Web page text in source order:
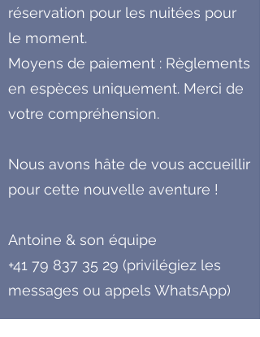
réservation pour les nuitées pour
le moment.
Moyens de paiement : Règlements
en espèces uniquement. Merci de
votre compréhension.
Nous avons hâte de vous accueillir
pour cette nouvelle aventure !
Antoine & son équipe
+41 79 837 35 29 (privilégiez les
messages ou appels WhatsApp)